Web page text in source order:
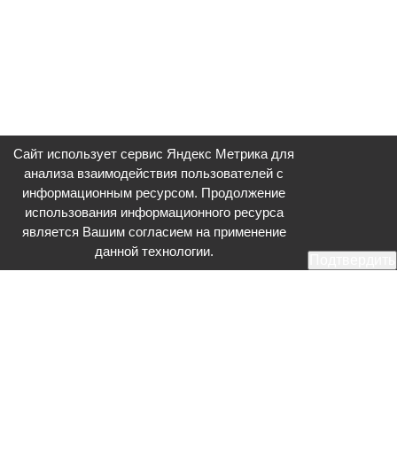
Сайт использует сервис Яндекс Метрика для
анализа взаимодействия пользователей с
информационным ресурсом. Продолжение
использования информационного ресурса
является Вашим согласием на применение
данной технологии.